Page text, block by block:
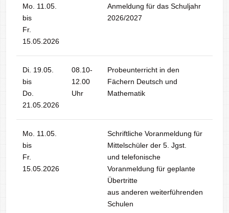
Mo. 11.05.
bis
Fr.
15.05.2026
Anmeldung für das Schuljahr
2026/2027
Di. 19.05.
bis
Do.
21.05.2026
08.10-
12.00
Uhr
Probeunterricht in den
Fächern Deutsch und
Mathematik
Mo. 11.05.
bis
Fr.
15.05.2026
Schriftliche Voranmeldung für
Mittelschüler der 5. Jgst.
und telefonische
Voranmeldung für geplante
Übertritte
aus anderen weiterführenden
Schulen